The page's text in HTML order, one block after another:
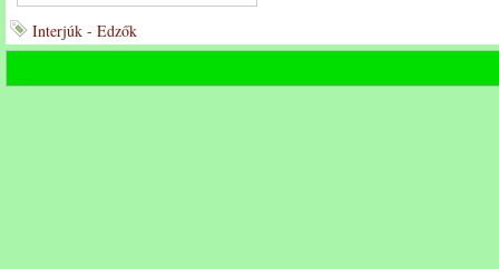
Interjúk - Edzők